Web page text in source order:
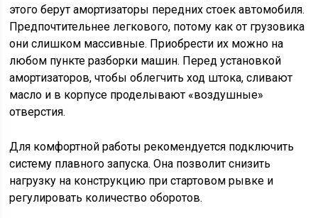
этого берут амортизаторы передних стоек автомобиля.
Предпочтительнее легкового, потому как от грузовика
они слишком массивные. Приобрести их можно на
любом пункте разборки машин. Перед установкой
амортизаторов, чтобы облегчить ход штока, сливают
масло и в корпусе проделывают «воздушные»
отверстия.
Для комфортной работы рекомендуется подключить
систему плавного запуска. Она позволит снизить
нагрузку на конструкцию при стартовом рывке и
регулировать количество оборотов.